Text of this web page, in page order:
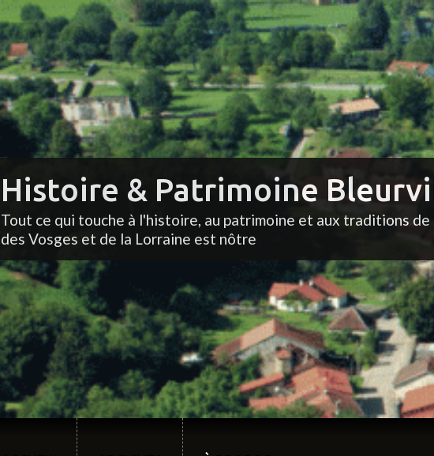
Histoire & Patrimoine
Tout ce qui touche à l'histoire, au patrimoine et aux traditions
des Vosges et de la Lorraine est nôtre